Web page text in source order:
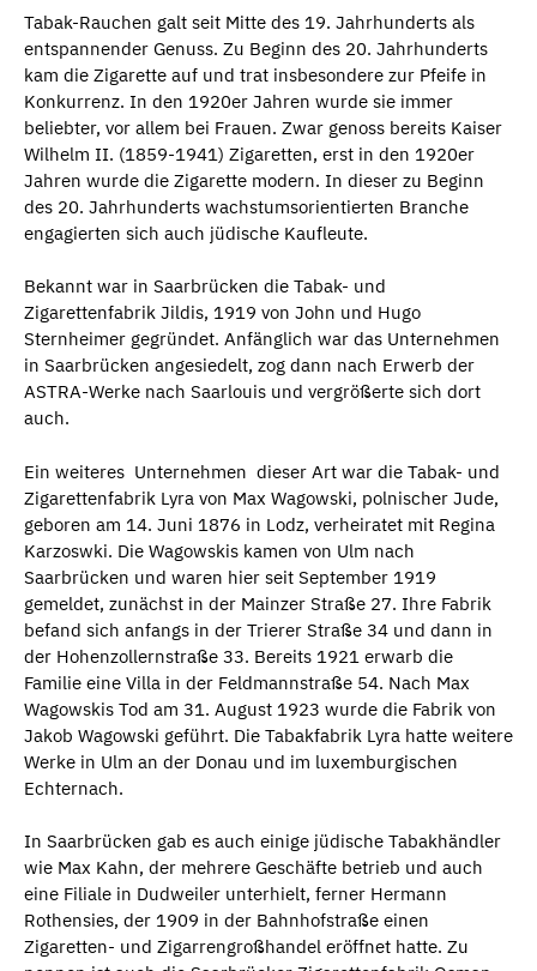
Tabak-Rauchen galt seit Mitte des 19. Jahrhunderts als
entspannender Genuss. Zu Beginn des 20. Jahrhunderts
kam die Zigarette auf und trat insbesondere zur Pfeife in
Konkurrenz. In den 1920er Jahren wurde sie immer
beliebter, vor allem bei Frauen. Zwar genoss bereits Kaiser
Wilhelm II. (1859-1941) Zigaretten, erst in den 1920er
Jahren wurde die Zigarette modern. In dieser zu Beginn
des 20. Jahrhunderts wachstumsorientierten Branche
engagierten sich auch jüdische Kaufleute.
Bekannt war in Saarbrücken die Tabak- und
Zigarettenfabrik Jildis, 1919 von John und Hugo
Sternheimer gegründet. Anfänglich war das Unternehmen
in Saarbrücken angesiedelt, zog dann nach Erwerb der
ASTRA-Werke nach Saarlouis und vergrößerte sich dort
auch.
Ein weiteres Unternehmen dieser Art war die Tabak- und
Zigarettenfabrik Lyra von Max Wagowski, polnischer Jude,
geboren am 14. Juni 1876 in Lodz, verheiratet mit Regina
Karzoswki. Die Wagowskis kamen von Ulm nach
Saarbrücken und waren hier seit September 1919
gemeldet, zunächst in der Mainzer Straße 27. Ihre Fabrik
befand sich anfangs in der Trierer Straße 34 und dann in
der Hohenzollernstraße 33. Bereits 1921 erwarb die
Familie eine Villa in der Feldmannstraße 54. Nach Max
Wagowskis Tod am 31. August 1923 wurde die Fabrik von
Jakob Wagowski geführt. Die Tabakfabrik Lyra hatte weitere
Werke in Ulm an der Donau und im luxemburgischen
Echternach.
In Saarbrücken gab es auch einige jüdische Tabakhändler
wie Max Kahn, der mehrere Geschäfte betrieb und auch
eine Filiale in Dudweiler unterhielt, ferner Hermann
Rothensies, der 1909 in der Bahnhofstraße einen
Zigaretten- und Zigarrengroßhandel eröffnet hatte. Zu